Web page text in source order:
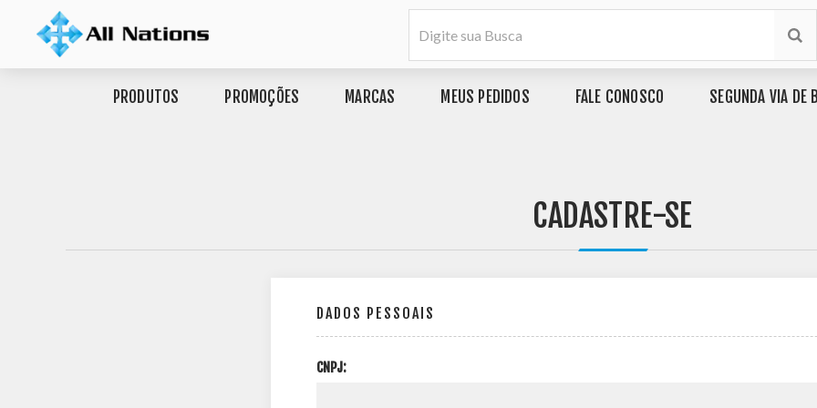
PRODUTOS PROMOÇÕES MARCAS MEUS PEDIDOS FALE CONOSCO SEGUNDA VIA DE
CADASTRE-SE
DADOS PESSOAIS
CNPJ: